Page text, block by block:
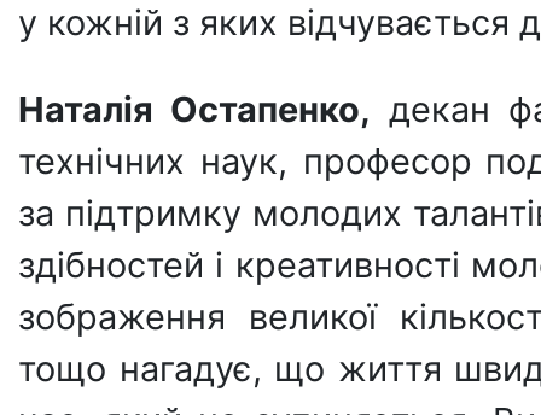
у кожній з яких
Наталія Остапенко, декан
технічних наук, професор
за підтримку молодих
здібностей і креативності
зображення великої
тощо нагадує, що життя